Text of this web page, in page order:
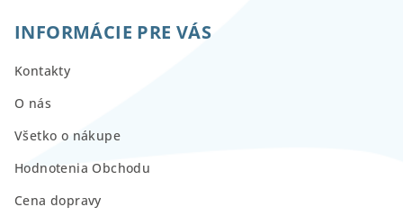
INFORMÁCIE PRE VÁS
Kontakty
O nás
Všetko o nákupe
Hodnotenia Obchodu
Cena dopravy